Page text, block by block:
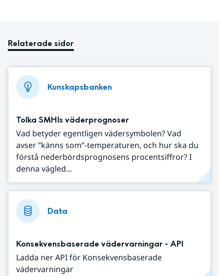
Relaterade sidor
Kunskapsbanken
Tolka SMHIs väderprognoser
Vad betyder egentligen vädersymbolen? Vad
avser ”känns som”-temperaturen, och hur ska du
förstå nederbördsprognosens procentsiffror? I
denna vägled...
Data
Konsekvensbaserade vädervarningar - API
Ladda ner API för Konsekvensbaserade
vädervarningar